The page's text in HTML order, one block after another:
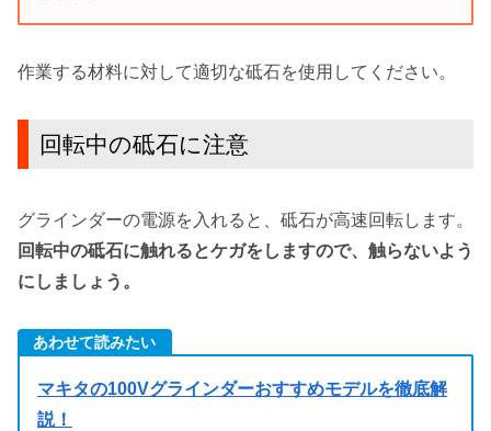
作業する材料に対して適切な砥石を使用してください。
回転中の砥石に注意
グラインダーの電源を入れると、砥石が高速回転します。
回転中の砥石に触れるとケガをしますので、触らないよう
にしましょう。
あわせて読みたい
マキタの100Vグラインダーおすすめモデルを徹底解
説！